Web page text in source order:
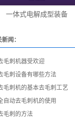
一体式电解成型装备
闻：
毛刺机器受欢迎
毛刺设备有哪些方法
毛刺机的基本去毛刺工艺
自动去毛刺机的使用
毛刺的方法